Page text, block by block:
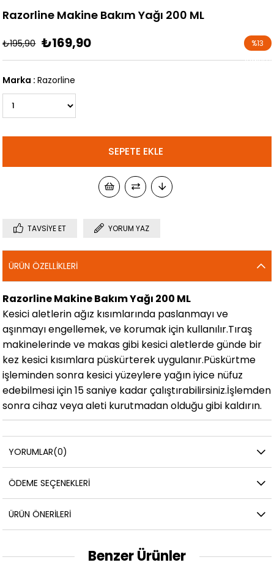
Razorline Makine Bakım Yağı 200 ML
₺195,90 ₺169,90 %13
İndirim
Marka : Razorline
TAVSIYE ET YORUM YAZ
ÜRÜN ÖZELLIKLERI
Razorline Makine Bakım Yağı 200 ML
Kesici aletlerin ağız kısımlarında paslanmayı ve
aşınmayı engellemek, ve korumak için kullanılır.Tıraş
makinelerinde ve makas gibi kesici aletlerde günde bir
kez kesici kısımlara püskürterek uygulanır.Püskürtme
işleminden sonra kesici yüzeylere yağın iyice nüfuz
edebilmesi için 15 saniye kadar çalıştırabilirsiniz.İşlemden
sonra cihaz veya aleti kurutmadan olduğu gibi kaldırın.
YORUMLAR(0)
ÖDEME SEÇENEKLERI
ÜRÜN ÖNERILERI
Benzer Ürünler